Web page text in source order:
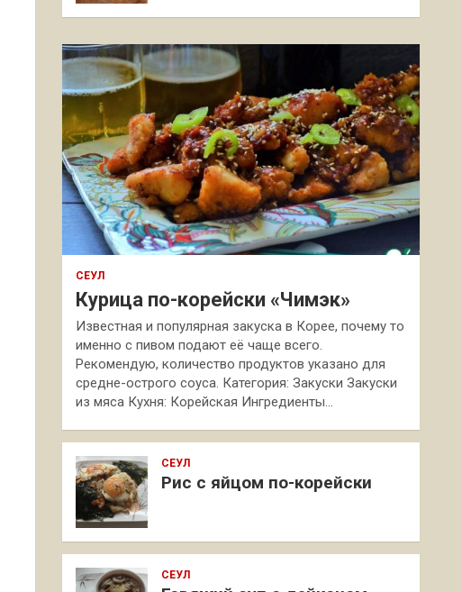
СЕУЛ
Курица по-корейски «Чимэк»
Известная и популярная закуска в Корее, почему то
именно с пивом подают её чаще всего.
Рекомендую, количество продуктов указано для
средне-острого соуса. Категория: Закуски Закуски
из мяса Кухня: Корейская Ингредиенты…
СЕУЛ
Рис с яйцом по-корейски
СЕУЛ